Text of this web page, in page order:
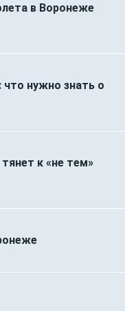
в Воронеже
нужно знать о
к «не тем»